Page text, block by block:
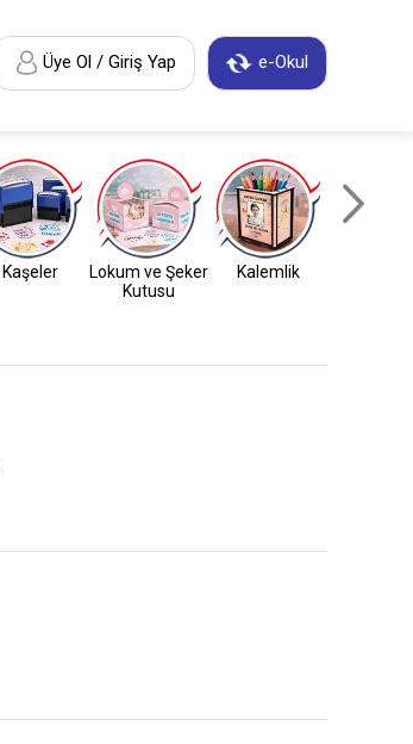
e-Okul
Üye Ol / Giriş Yap
Kaşeler
Lokum ve Şeker
Kutusu
Kalemlik